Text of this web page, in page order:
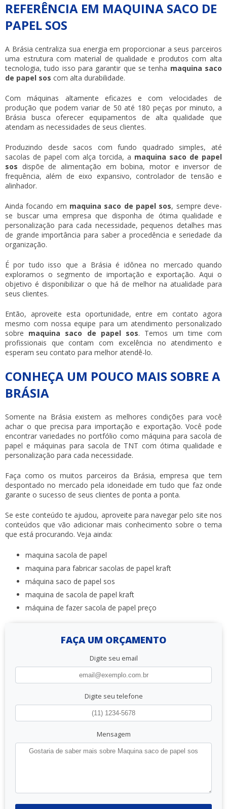
REFERÊNCIA EM MAQUINA SACO DE
PAPEL SOS
A Brásia centraliza sua energia em proporcionar a seus parceiros
uma estrutura com material de qualidade e produtos com alta
tecnologia, tudo isso para garantir que se tenha maquina saco
de papel sos com alta durabilidade.
Com máquinas altamente eficazes e com velocidades de
produção que podem variar de 50 até 180 peças por minuto, a
Brásia busca oferecer equipamentos de alta qualidade que
atendam as necessidades de seus clientes.
Produzindo desde sacos com fundo quadrado simples, até
sacolas de papel com alça torcida, a maquina saco de papel
sos dispõe de alimentação em bobina, motor e inversor de
frequência, além de eixo expansivo, controlador de tensão e
alinhador.
Ainda focando em maquina saco de papel sos, sempre deve-
se buscar uma empresa que disponha de ótima qualidade e
personalização para cada necessidade, pequenos detalhes mas
de grande importância para saber a procedência e seriedade da
organização.
É por tudo isso que a Brásia é idônea no mercado quando
exploramos o segmento de importação e exportação. Aqui o
objetivo é disponibilizar o que há de melhor na atualidade para
seus clientes.
Então, aproveite esta oportunidade, entre em contato agora
mesmo com nossa equipe para um atendimento personalizado
sobre maquina saco de papel sos. Temos um time com
profissionais que contam com excelência no atendimento e
esperam seu contato para melhor atendê-lo.
CONHEÇA UM POUCO MAIS SOBRE A
BRÁSIA
Somente na Brásia existem as melhores condições para você
achar o que precisa para importação e exportação. Você pode
encontrar variedades no portfólio como máquina para sacola de
papel e máquinas para sacola de TNT com ótima qualidade e
personalização para cada necessidade.
Faça como os muitos parceiros da Brásia, empresa que tem
despontado no mercado pela idoneidade em tudo que faz onde
garante o sucesso de seus clientes de ponta a ponta.
Se este conteúdo te ajudou, aproveite para navegar pelo site nos
conteúdos que vão adicionar mais conhecimento sobre o tema
que está procurando. Veja ainda:
maquina sacola de papel
maquina para fabricar sacolas de papel kraft
máquina saco de papel sos
maquina de sacola de papel kraft
máquina de fazer sacola de papel preço
FAÇA UM ORÇAMENTO
Digite seu email
Digite seu telefone
Mensagem